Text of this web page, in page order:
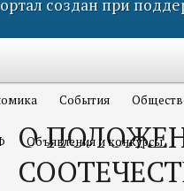
создан при
События
Объявления и конкурсы
О